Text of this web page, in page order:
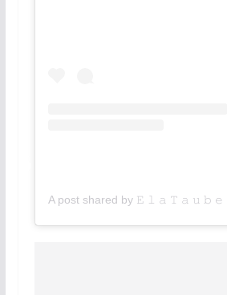
A post shared by 𝙴 𝚕 𝚊 𝚃 𝚊 𝚞 𝚋 𝚎 𝚛